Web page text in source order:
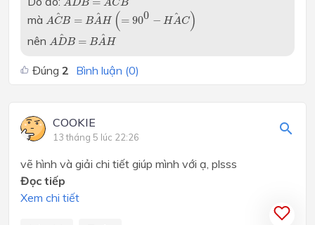
A DB ACB
mà
^
ACB = ^
BAH (= 900 − ^
HAC)
AC B^=B AH^(=90 0− C
nên ^
ADB = ^
BAH
D AH ^
Đúng 2 Bình luận (0)
COOKIE
13 tháng 5 lúc 22:26
vẽ hình và giải chi tiết giúp mình với ạ, plsss
Đọc tiếp
Xem chi tiết